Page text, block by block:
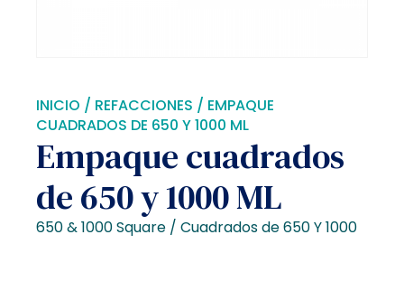
INICIO / REFACCIONES / EMPAQUE
CUADRADOS DE 650 Y 1000 ML
Empaque cuadrados
de 650 y 1000 ML
650 & 1000 Square / Cuadrados de 650 Y 1000